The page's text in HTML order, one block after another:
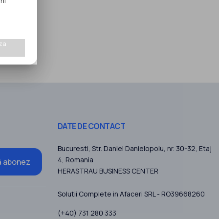
abonez
DATE DE CONTACT
Bucuresti, Str. Daniel Danielopolu, nr. 30-32, Etaj
4, Romania
HERASTRAU BUSINESS CENTER
Solutii Complete in Afaceri SRL - RO39668260
(+40) 731 280 333